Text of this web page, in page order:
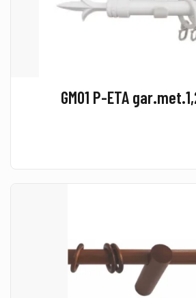
GM01 P-ETA